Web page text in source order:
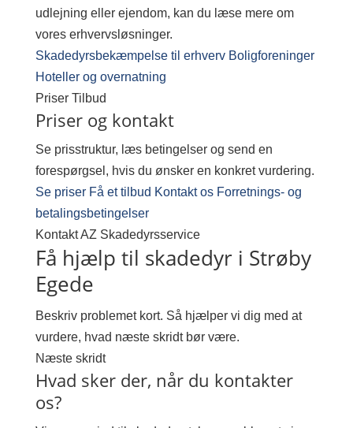
udlejning eller ejendom, kan du læse mere om
vores erhvervsløsninger.
Skadedyrsbekæmpelse til erhverv Boligforeninger
Hoteller og overnatning
Priser Tilbud
Priser og kontakt
Se prisstruktur, læs betingelser og send en
forespørgsel, hvis du ønsker en konkret vurdering.
Se priser Få et tilbud Kontakt os Forretnings- og
betalingsbetingelser
Kontakt AZ Skadedyrsservice
Få hjælp til skadedyr i Strøby
Egede
Beskriv problemet kort. Så hjælper vi dig med at
vurdere, hvad næste skridt bør være.
Næste skridt
Hvad sker der, når du kontakter
os?